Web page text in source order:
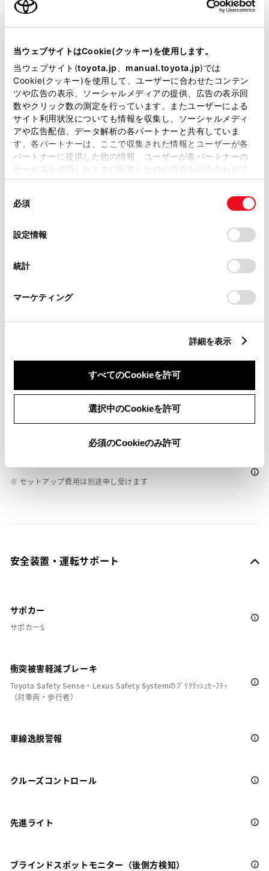
当ウェブサイトはCookie(クッキー)を使用します。
当ウェブサイト(toyota.jp manual.toyota.jp)では
Cookie(クッキー)を使用して、ユーザーに合わせたコンテン
ツや広告の表示、ソーシャルメディアの提供、広告の表示回
数やクリック数の測定を行っています。またユーザーによる
サイト利用状況についても情報を収集し、ソーシャルメディ
アや広告配信、データ解析の各パートナーと共有していま
す。各パートナーは、ここで収集された情報とユーザーが各
パートナーに提供した他の情報、ユーザーが各パートナーの
サービスを使用したときに収集した他の情報を組み合わせて
使用することがあります。当ウェブサイトの使用を続行する
デバイスにすべてのCookie(クッキー)が保存されることに同
意したことになります。Cookie(クッキー)のオプトアウト、
設定の変更、同意を撤回したりするにあたっては、当社の
「Cookie（クッキー）情報の取り扱いについて
」をご覧くだ
必須
設定情報
統計
マーケティング
詳細を表示
すべてのCookieを許可
選択中のCookieを許可
必須のCookieのみ許可
装備・仕様
装備説明/用語解説
基本装備
パワーウィンドウ
横滑防止装置
キーレス
リモコンスターター
※ セットアップ費用は別途申し受けます
安全装置・運転サポート
サポカー
サポカーS
衝突被害軽減ブレーキ
Toyota Safety Sense・Lexus Safety Systemのﾌﾟﾘｸﾗｯｼｭｾｰﾌﾃｨ
（対車両・歩行者）
車線逸脱警報
クルーズコントロール
先進ライト
ブラインドスポットモニター（後側方検知）